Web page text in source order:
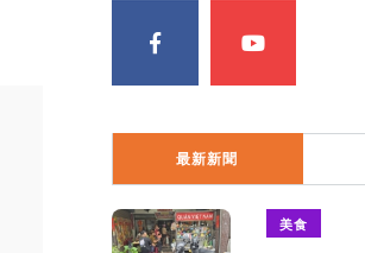
最新新聞
美食